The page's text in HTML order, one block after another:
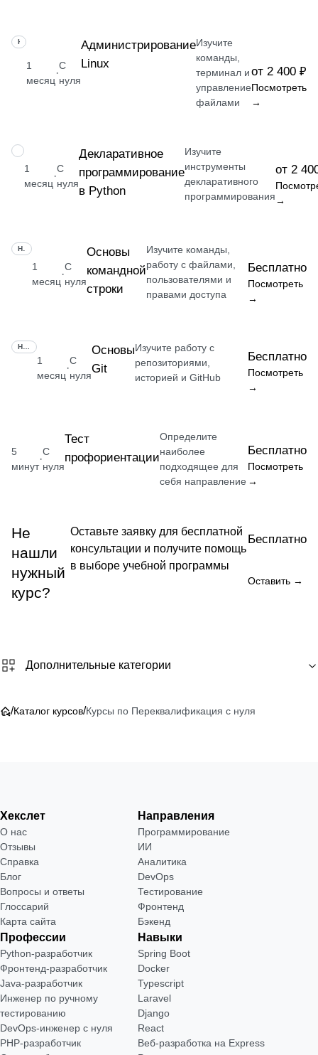
НАВЫК
1
месяц
·
С
нуля
Администрирование
Linux
Изучите
команды,
терминал и
управление
файлами
от 2 400 ₽
Посмотреть
→
НАВЫК
1
месяц
·
С
нуля
Декларативное
программирование
в Python
Изучите
инструменты
декларативного
программирования
от 2
→
1
месяц
·
С
нуля
Основы
командной
строки
Изучите команды,
работу с файлами,
пользователями и
правами доступа
Бесплатно
Посмотреть
→
1
месяц
·
С
нуля
Основы
Git
Изучите работу с
репозиториями,
историей и GitHub
Бесплатно
Посмотреть
→
5
минут
·
С
нуля
Тест
профориентации
Определите
наиболее
подходящее для
себя направление
Бесплатно
Посмотреть
→
Не
нашли
нужный
курс?
Оставьте заявку для бесплатной
консультации и получите помощь
в выборе учебной программы
Бесплатно
Оставить →
Дополнительные категории
/Каталог курсов/Курсы по Переквалификация с нуля
Хекслет
О нас
Отзывы
Справка
Блог
Вопросы и ответы
Глоссарий
Карта сайта
Направления
Программирование
ИИ
Аналитика
DevOps
Тестирование
Фронтенд
Бэкенд
Профессии
Python-разработчик
Фронтенд-разработчик
Java-разработчик
Инженер по ручному
тестированию
DevOps-инженер с нуля
РНР-разработчик
Навыки
Spring Boot
Docker
Typescript
Laravel
Django
React
Веб-разработка на Express